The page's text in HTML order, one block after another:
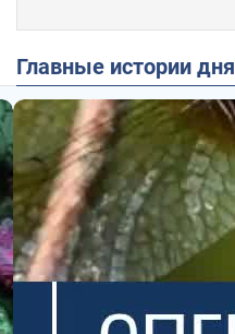
Главные истории дня